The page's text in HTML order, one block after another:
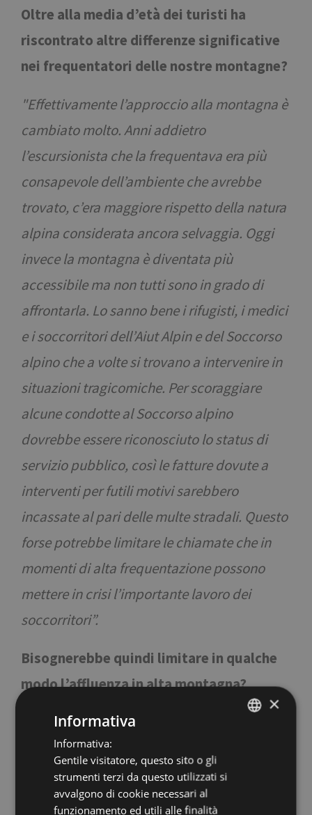
Oltre alla media d’età dei turisti ha
riscontrato altre differenze significative
nei frequentatori delle nostre montagne?
"Effettivamente l’approccio alla montagna è
cambiato molto. Anni addietro
l’escursionista che la frequentava era più
consapevole dell’ambiente che avrebbe
trovato, c’era maggiore rispetto della natura
alpina considerata ancora selvaggia. Oggi
invece la montagna è diventata più
accessibile ma non tutti sono in grado di
affrontarla. Lo sanno bene i rifugisti, i medici
e i soccorritori dell’Aiut Alpin e del Soccorso
alpino che a volte si trovano a intervenire in
situazioni tragicomiche. Per scoraggiare
alcune condotte al Soccorso alpino
dovrebbe essere riconosciuto lo status di
servizio pubblico, così le fatture dovute a
interventi per futili motivi sarebbero
incassate al pari delle multe stradali. Questo
forse potrebbe limitare le chiamate che in
momenti di alta frequentazione possono
mettere in crisi l’importante lavoro dei
soccorritori”.
Bisognerebbe quindi limitare in qualche
modo l’affluenza in alta montagna?
“L’ambiente si trova indubbiamente sotto
pressione, ma è difficile “chiudere” o istituire
un numero chiuso come a Venezia o in un
museo, la montagna per sua natura è uno
×
Informativa
Informativa:
Gentile visitatore, questo sito o gli
strumenti terzi da questo utilizzati si
avvalgono di cookie necessari al
funzionamento ed utili alle finalità